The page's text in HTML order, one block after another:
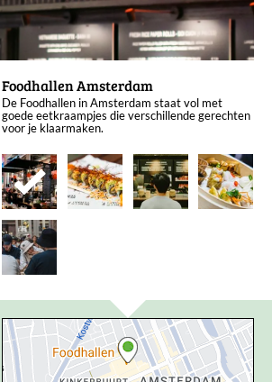
Foodhallen Amsterdam
De Foodhallen in Amsterdam staat vol met
goede eetkraampjes die verschillende gerechten
voor je klaarmaken.